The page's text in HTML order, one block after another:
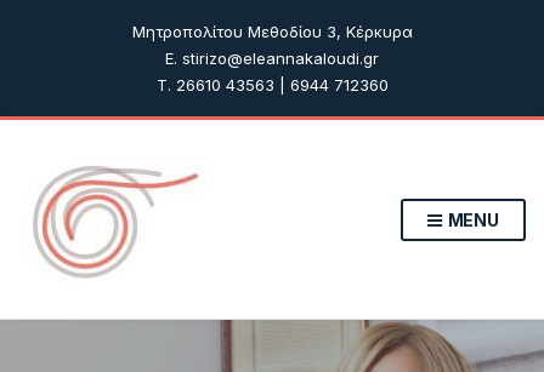
Μητροπολίτου Μεθοδίου 3, Κέρκυρα
E. stirizo@eleannakaloudi.gr
T. 26610 43563 | 6944 712360
MENU